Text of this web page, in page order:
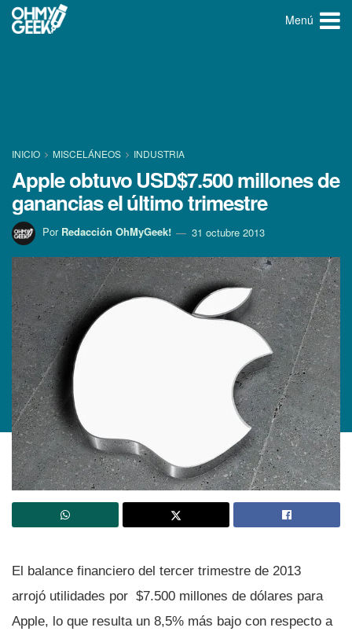
Menú
INICIO MISCELÁNEOS INDUSTRIA
Apple obtuvo USD$7.500 millones de
ganancias el último trimestre
Por Redacción OhMyGeek! 31 octubre 2013
El balance financiero del tercer trimestre de 2013
arrojó utilidades por $7.500 millones de dólares para
Apple, lo que resulta un 8,5% más bajo con respecto a